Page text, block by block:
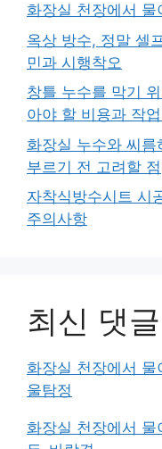
화장실 천장에서 물
옥상 방수, 정말 셀
민과 시행착오
창틀 누수를 막기
아야 할 비용과 작
화장실 누수와 씨
부르기 전 고려할 점
자착식방수시트 시
주의사항
최신 댓글
화장실 천장에서 물
울탐정
화장실 천장에서 물